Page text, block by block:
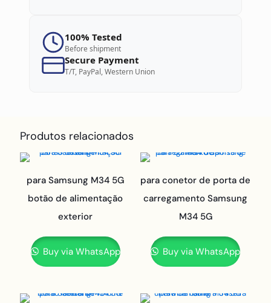
100% Tested
Before shipment
Secure Payment
T/T, PayPal, Western Union
Produtos relacionados
para Samsung M34 5G
botão de alimentação
exterior
Buy via WhatsApp
para conetor de porta de
carregamento Samsung
M34 5G
Buy via WhatsApp